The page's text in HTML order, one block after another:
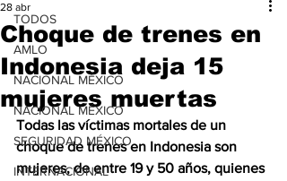
TODOS
AMLO
NACIONAL MÉXICO
NACIONAL MÉXICO
SEGURIDAD MÉXICO
INTERNACIONAL
Choque de trenes en
Indonesia deja 15
mujeres muertas
28 abr
Todas las víctimas mortales de un
choque de trenes en Indonesia son
mujeres, de entre 19 y 50 años, quienes